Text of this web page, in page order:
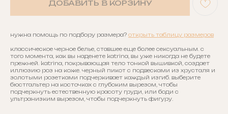
ДОБАВИТЬ В КОРЗИНУ
нужна помощь по подбору размера? открыть таблицу размеров
классическое черное белье, ставшее еще более сексуальным. с
того момента, как вы наденете katrina, вы уже никогда не будете
прежней. katrina, покрывающая тело тонкой вышивкой, создает
иллюзию роз на коже. черный пикот с подвесками из хрусталя и
золотыми розетками подчеркивает каждый изгиб. выберите
бюстгальтер на косточках с глубоким вырезом, чтобы
подчеркнуть естественную красоту груди, или боди с
ультранизким вырезом, чтобы подчеркнуть фигуру.